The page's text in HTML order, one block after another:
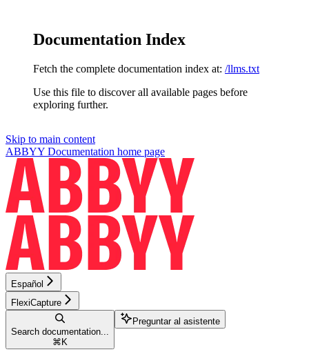
Documentation Index
Fetch the complete documentation index at: /llms.txt
Use this file to discover all available pages before
exploring further.
Skip to main content
ABBYY Documentation home page
Español
FlexiCapture
Search documentation...
⌘ K
Preguntar al asistente